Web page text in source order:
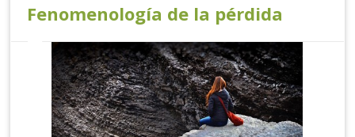
Fenomenología de la pérdida